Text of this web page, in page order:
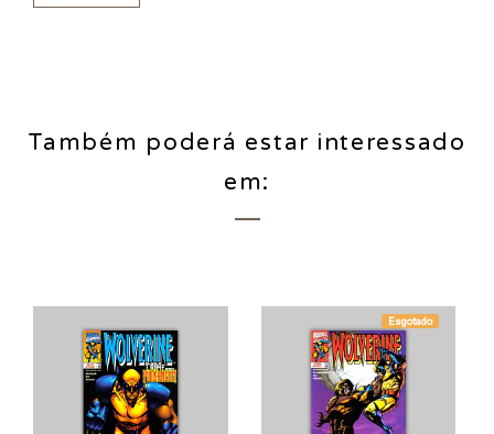
Também poderá estar interessado
em:
Esgotado